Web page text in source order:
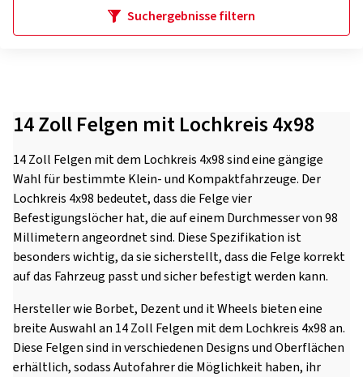
Suchergebnisse filtern
14 Zoll Felgen mit Lochkreis 4x98
14 Zoll Felgen mit dem Lochkreis 4x98 sind eine gängige
Wahl für bestimmte Klein- und Kompaktfahrzeuge. Der
Lochkreis 4x98 bedeutet, dass die Felge vier
Befestigungslöcher hat, die auf einem Durchmesser von 98
Millimetern angeordnet sind. Diese Spezifikation ist
besonders wichtig, da sie sicherstellt, dass die Felge korrekt
auf das Fahrzeug passt und sicher befestigt werden kann.
Hersteller wie Borbet, Dezent und it Wheels bieten eine
breite Auswahl an 14 Zoll Felgen mit dem Lochkreis 4x98 an.
Diese Felgen sind in verschiedenen Designs und Oberflächen
erhältlich, sodass Autofahrer die Möglichkeit haben, ihr